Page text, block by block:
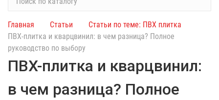
и
с
п
а
Главная Статьи
Статьи по теме: ПВХ плитка
ПВХ-плитка и кварцвинил: в чем разница? Полное
руководство по выбору
ПВХ-плитка и кварцвинил:
в чем разница? Полное